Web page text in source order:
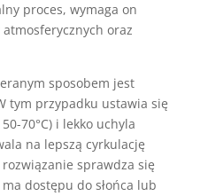
proces, wymaga on
oraz
sposobem jest
tym przypadku ustawia się
70°C) i lekko uchyla
na lepszą cyrkulację
sprawdza się
dostępu do słońca lub